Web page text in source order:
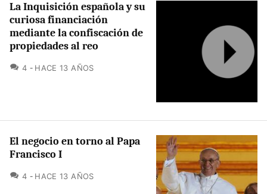
La Inquisición española y su
curiosa financiación
mediante la confiscación de
propiedades al reo
4 COMENTARIOS
HACE 13 AÑOS
El negocio en torno al Papa
Francisco I
4 COMENTARIOS
HACE 13 AÑOS